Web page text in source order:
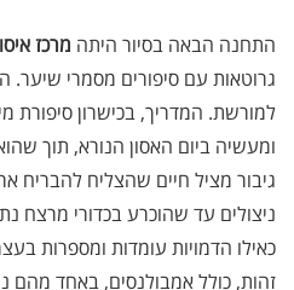
התחנה הבאה בסיור היתה מרכז
גרוטאות עם סיפורים מסמרי שיער.
למורשת. המדריך, בכישרון סיפורת
ומעשיה ביום האסון הנורא, תוך
גיבור מציל חיים שהצליח להבריח
ניצולים עד שהוכרע בכדורי מרצח
כאילו הדמויות עומדות ומספרות